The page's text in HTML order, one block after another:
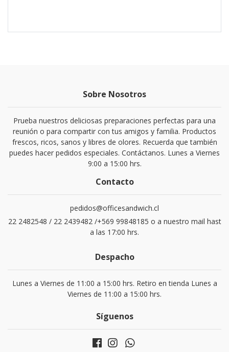
Sobre Nosotros
Prueba nuestros deliciosas preparaciones perfectas para una
reunión o para compartir con tus amigos y familia. Productos
frescos, ricos, sanos y libres de olores. Recuerda que también
puedes hacer pedidos especiales. Contáctanos. Lunes a Viernes
9:00 a 15:00 hrs.
Contacto
pedidos@officesandwich.cl
22 2482548 / 22 2439482 /+569 99848185 o a nuestro mail hast
a las 17:00 hrs.
Despacho
Lunes a Viernes de 11:00 a 15:00 hrs. Retiro en tienda Lunes a
Viernes de 11:00 a 15:00 hrs.
Síguenos